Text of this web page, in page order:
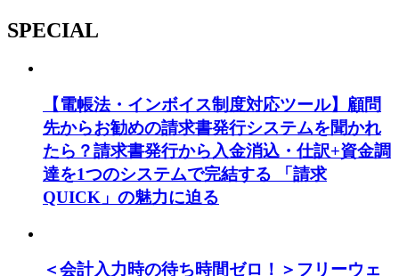
SPECIAL
【電帳法・インボイス制度対応ツール】顧問
先からお勧めの請求書発行システムを聞かれ
たら？請求書発行から入金消込・仕訳+資金調
達を1つのシステムで完結する 「請求
QUICK」の魅力に迫る
＜会計入力時の待ち時間ゼロ！＞フリーウェ